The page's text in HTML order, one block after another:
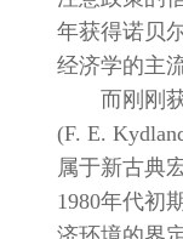
年获得诺贝
经济学的主流
而刚刚
(F. E.
属于新古典
1980年代初